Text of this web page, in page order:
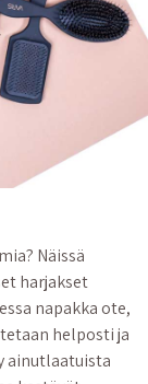
Näissä
harjakset
napakka ote,
helposti ja
ainutlaatuista